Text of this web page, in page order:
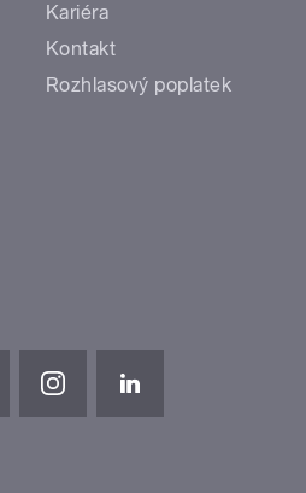
Kariéra
Kontakt
Rozhlasový poplatek